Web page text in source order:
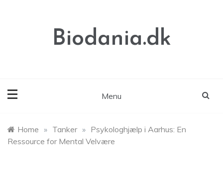
Biodania.dk
Menu
Home » Tanker » Psykologhjælp i Aarhus: En
Ressource for Mental Velvære